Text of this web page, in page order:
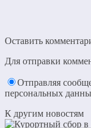
Оставить
Для отправки
Отправляя
персональных
К другим новостям